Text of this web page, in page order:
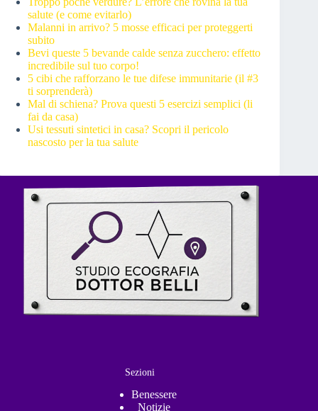
salute (e come evitarlo)
Malanni in arrivo? 5 mosse efficaci per proteggerti
subito
Bevi queste 5 bevande calde senza zucchero: effetto
incredibile sul tuo corpo!
5 cibi che rafforzano le tue difese immunitarie (il #3
ti sorprenderà)
Mal di schiena? Prova questi 5 esercizi semplici (li
fai da casa)
Usi tessuti sintetici in casa? Scopri il pericolo
nascosto per la tua salute
Sezioni
Benessere
Notizie